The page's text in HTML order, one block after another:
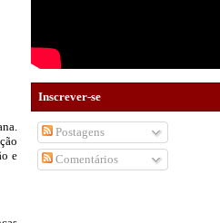
e
Inscrever-se
Postagens
Comentários